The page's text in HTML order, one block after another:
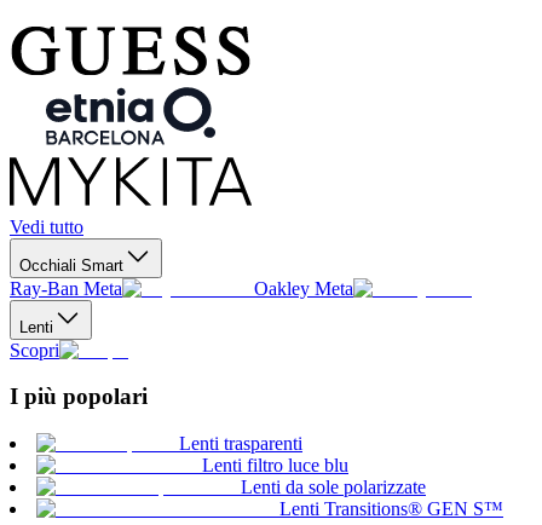
Vedi tutto
Occhiali Smart
Ray-Ban Meta Oakley Meta
Lenti
Scopri
I più popolari
Lenti trasparenti
Lenti filtro luce blu
Lenti da sole polarizzate
Lenti Transitions® GEN S™